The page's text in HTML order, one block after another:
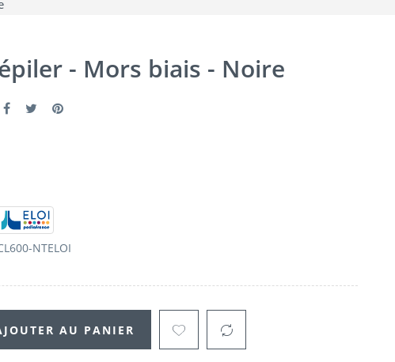
- Mors biais - Noire
NTELOI
AU PANIER